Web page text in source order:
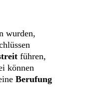
wurden,
führen,
können
Berufung